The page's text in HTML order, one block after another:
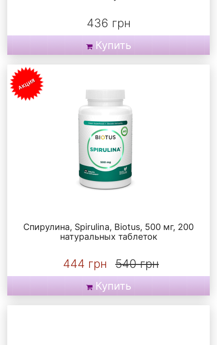
436 грн
Купить
Спирулина, Spirulina, Biotus, 500 мг, 200
натуральных таблеток
АКЦИЯ
444 грн 540 грн
Купить